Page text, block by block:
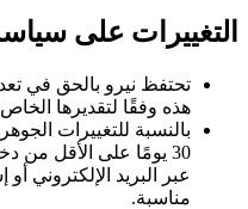
التغييرات على
تحتفظ نيرو بالحق في
هذه وفقًا لتقديرها
بالنسبة للتغييرات
30 يومًا على الأقل من
عبر البريد الإلكتروني
مناسبة.